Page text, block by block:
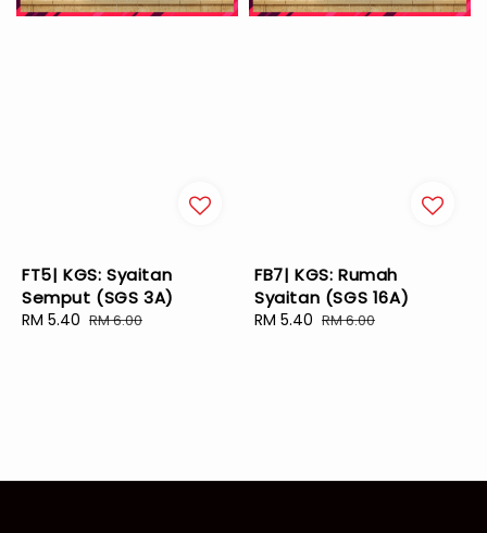
FT5| KGS: Syaitan
Semput (SGS 3A)
Sale
RM 5.40 Regular
RM 6.00
FB7| KGS: Rumah
Syaitan (SGS 16A)
Sale
RM 5.40 Regular
RM 6.00